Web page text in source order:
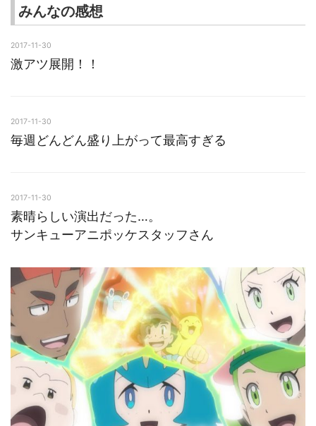
みんなの感想
2017-11-30
激アツ展開！！
2017-11-30
毎週どんどん盛り上がって最高すぎる
2017-11-30
素晴らしい演出だった…。
サンキューアニポッケスタッフさん